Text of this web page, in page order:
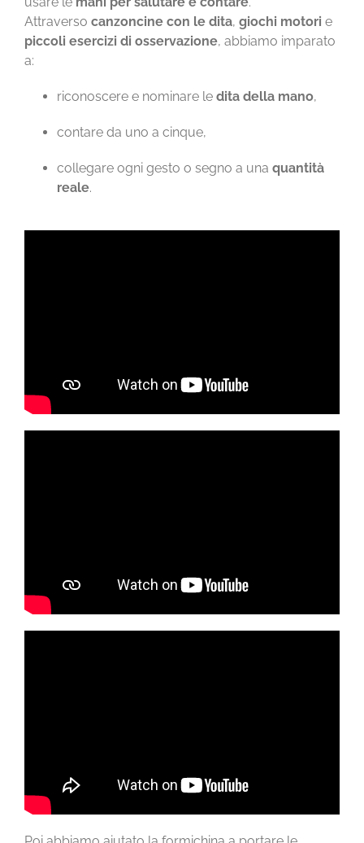
Attraverso canzoncine con le dita, giochi motori e
piccoli esercizi di osservazione, abbiamo imparato
a:
riconoscere e nominare le dita della mano,
contare da uno a cinque,
collegare ogni gesto o segno a una quantità
reale.